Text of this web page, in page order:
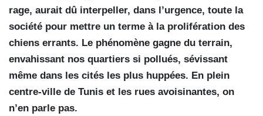
rage, aurait dû interpeller, dans l’urgence, toute la
société pour mettre un terme à la prolifération des
chiens errants. Le phénomène gagne du terrain,
envahissant nos quartiers si pollués, sévissant
même dans les cités les plus huppées. En plein
centre-ville de Tunis et les rues avoisinantes, on
n’en parle pas.